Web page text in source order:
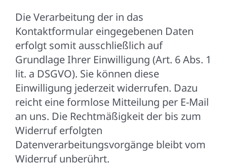
Die Verarbeitung der in das
Kontaktformular eingegebenen Daten
erfolgt somit ausschließlich auf
Grundlage Ihrer Einwilligung (Art. 6 Abs. 1
lit. a DSGVO). Sie können diese
Einwilligung jederzeit widerrufen. Dazu
reicht eine formlose Mitteilung per E-Mail
an uns. Die Rechtmäßigkeit der bis zum
Widerruf erfolgten
Datenverarbeitungsvorgänge bleibt vom
Widerruf unberührt.